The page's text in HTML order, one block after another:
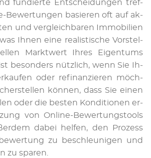
fun­dier­te Ent­schei­dun­gen tref­
Be­wer­tun­gen ba­sie­ren oft auf ak­
und ver­gleich­ba­ren Im­mo­bi­li­en
Ih­nen ei­ne rea­lis­ti­sche Vor­stel­
Markt­wert Ih­res Ei­gen­tums
be­son­ders nütz­lich, wenn Sie Ih­
oder re­fi­nan­zie­ren möch­
kön­nen, dass Sie ei­nen
oder die bes­ten Kon­di­tio­nen er­
von On­line-Be­wer­tungs­tools
da­bei hel­fen, den Pro­zess
zu be­schleu­ni­gen und
zu spa­ren.